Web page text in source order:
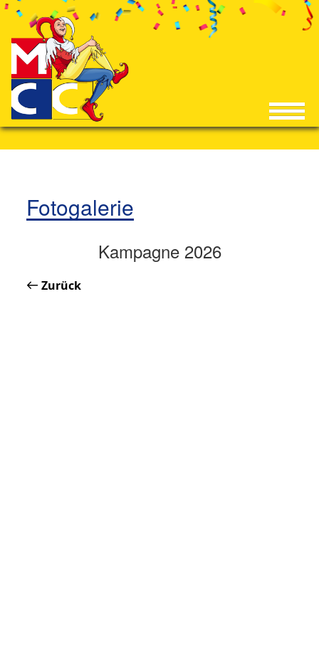
Fotogalerie
Kampagne 2026
Zurück